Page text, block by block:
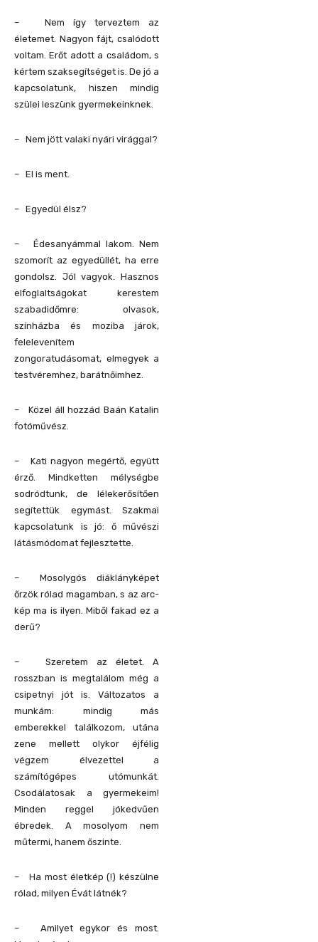
– Nem így terveztem az
életemet. Nagyon fájt, csalódott
voltam. Erőt adott a családom, s
kértem szaksegítséget is. De jó a
kapcsolatunk, hiszen mindig
szülei leszünk gyermekeinknek.
– Nem jött valaki nyári virággal?
– El is ment.
– Egyedül élsz?
– Édesanyámmal lakom. Nem
szomorít az egyedüllét, ha erre
gondolsz. Jól vagyok. Hasznos
elfoglaltságokat kerestem
szabadidőmre: olvasok,
színházba és moziba járok,
felelevenítem
zongoratudásomat, elmegyek a
testvéremhez, barátnőimhez.
– Közel áll hozzád Baán Katalin
fotóművész.
– Kati nagyon megértő, együtt
érző. Mindketten mélységbe
sodródtunk, de lélekerősítően
segítettük egymást. Szakmai
kapcsolatunk is jó: ő művészi
látásmódomat fejlesztette.
– Mosolygós diáklányképet
őrzök rólad magamban, s az arc-
kép ma is ilyen. Miből fakad ez a
derű?
– Szeretem az életet. A
rosszban is megtalálom még a
csipetnyi jót is. Változatos a
munkám: mindig más
emberekkel találkozom, utána
zene mellett olykor éjfélig
végzem élvezettel a
számítógépes utómunkát.
Csodálatosak a gyermekeim!
Minden reggel jókedvűen
ébredek. A mosolyom nem
műtermi, hanem őszinte.
– Ha most életkép (!) készülne
rólad, milyen Évát látnék?
– Amilyet egykor és most.